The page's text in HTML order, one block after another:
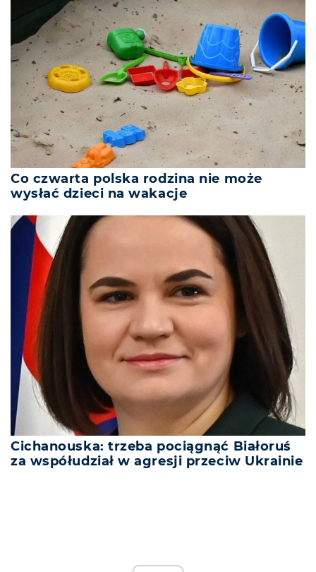
Co czwarta polska rodzina nie może
wysłać dzieci na wakacje
Cichanouska: trzeba pociągnąć Białoruś
za współudział w agresji przeciw Ukrainie